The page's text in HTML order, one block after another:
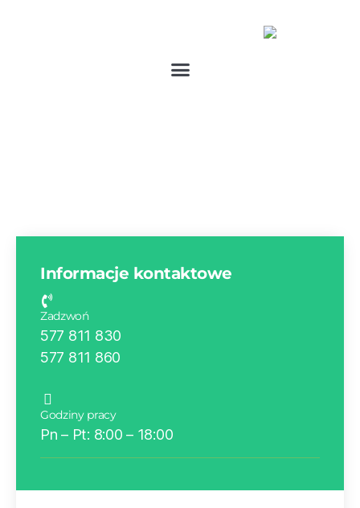
Informacje kontaktowe
Zadzwoń
577 811 830
577 811 860
Godziny pracy
Pn – Pt: 8:00 – 18:00